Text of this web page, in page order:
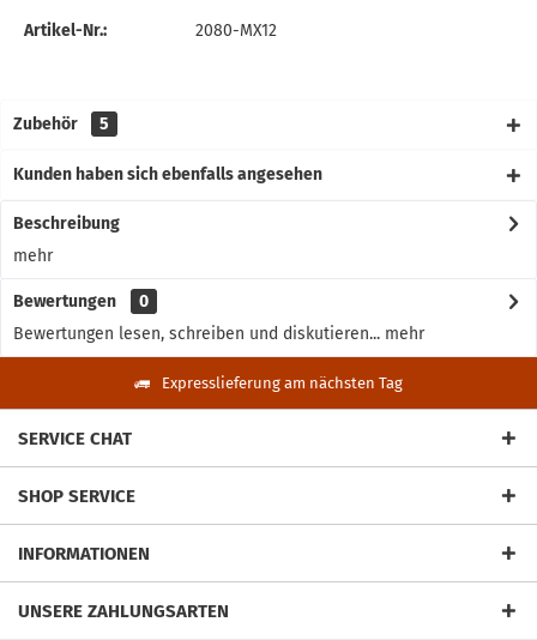
Artikel-Nr.: 2080-MX12
Zubehör 5
Kunden haben sich ebenfalls angesehen
Beschreibung
mehr
Bewertungen
0
Bewertungen lesen, schreiben und diskutieren... mehr
Expresslieferung am nächsten Tag
SERVICE CHAT
SHOP SERVICE
INFORMATIONEN
UNSERE ZAHLUNGSARTEN